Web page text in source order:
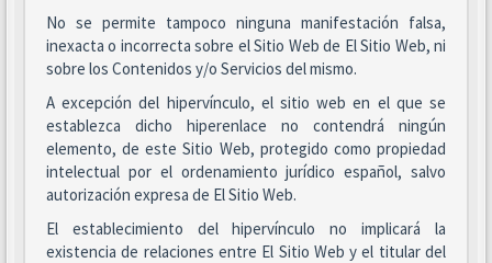
No se permite tampoco ninguna manifestación falsa,
inexacta o incorrecta sobre el Sitio Web de El Sitio Web, ni
sobre los Contenidos y/o Servicios del mismo.
A excepción del hipervínculo, el sitio web en el que se
establezca dicho hiperenlace no contendrá ningún
elemento, de este Sitio Web, protegido como propiedad
intelectual por el ordenamiento jurídico español, salvo
autorización expresa de El Sitio Web.
El establecimiento del hipervínculo no implicará la
existencia de relaciones entre El Sitio Web y el titular del